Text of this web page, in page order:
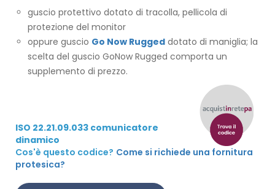
guscio protettivo dotato di tracolla, pellicola di
protezione del monitor
oppure guscio Go Now Rugged dotato di maniglia; la
scelta del guscio GoNow Rugged comporta un
supplemento di prezzo.
ISO 22.21.09.033 comunicatore
dinamico
Cos'è questo codice? Come si richiede una fornitura
protesica?